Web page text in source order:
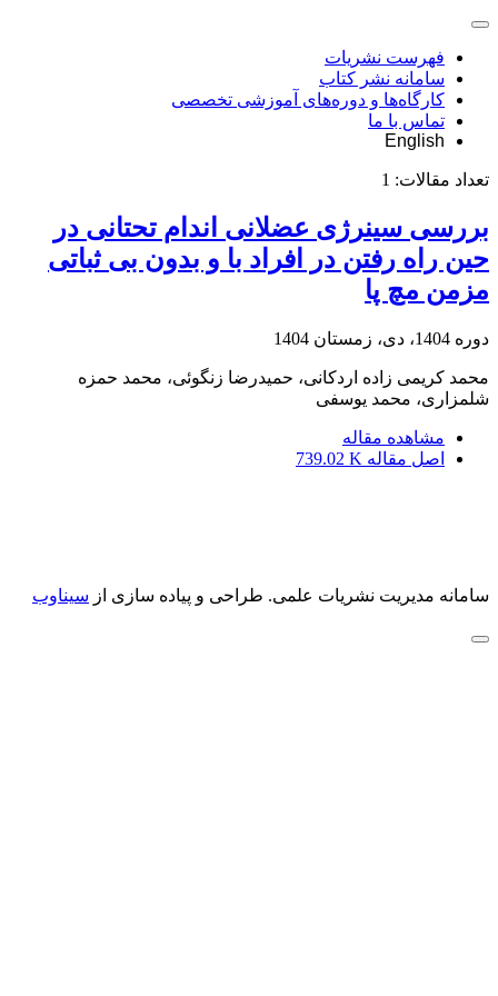
فهرست نشریات
سامانه نشر کتاب
کارگاه‌ها و دوره‌های آموزشی تخصصی
تماس با ما
English
تعداد مقالات: 1
بررسی سینرژی عضلانی اندام تحتانی در
حین راه رفتن در افراد با و بدون بی ثباتی
مزمن مچ پا
دوره 1404، دی، زمستان 1404
محمد کریمی زاده اردکانی، حمیدرضا زنگوئی، محمد حمزه
شلمزاری، محمد یوسفی
مشاهده مقاله
اصل مقاله 739.02 K
سامانه مدیریت نشریات علمی. طراحی و پیاده سازی از سیناوب